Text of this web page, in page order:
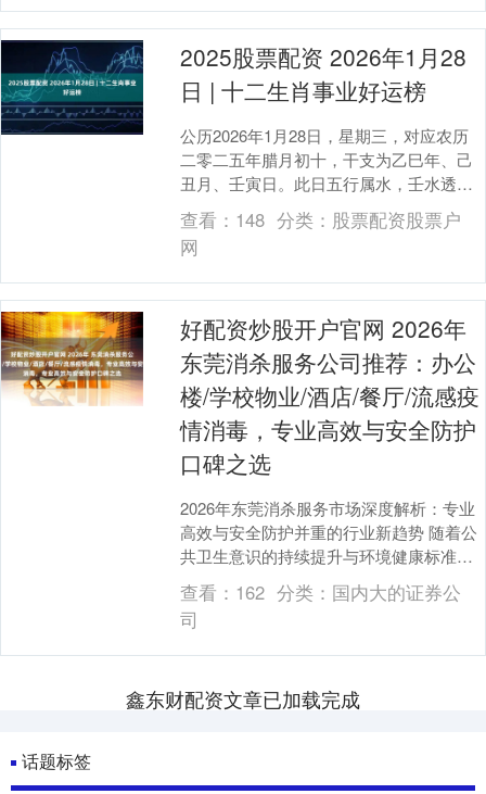
2025股票配资 2026年1月28
日 | 十二生肖事业好运榜
公历2026年1月28日，星期三，对应农历
二零二五年腊月初十，干支为乙巳年、己
丑月、壬寅日。此日五行属水，壬水透出
天干，得地支寅木泄秀、丑土蓄水，整体
气场兼具灵....
查看： 148 分类： 股票配资股票户
网
好配资炒股开户官网 2026年
东莞消杀服务公司推荐：办公
楼/学校物业/酒店/餐厅/流感疫
情消毒，专业高效与安全防护
口碑之选
2026年东莞消杀服务市场深度解析：专业
高效与安全防护并重的行业新趋势 随着公
共卫生意识的持续提升与环境健康标准的
日益严格好配资炒股开户官网，专业消杀
服务已成为....
查看： 162 分类： 国内大的证券公
司
鑫东财配资文章已加载完成
话题标签